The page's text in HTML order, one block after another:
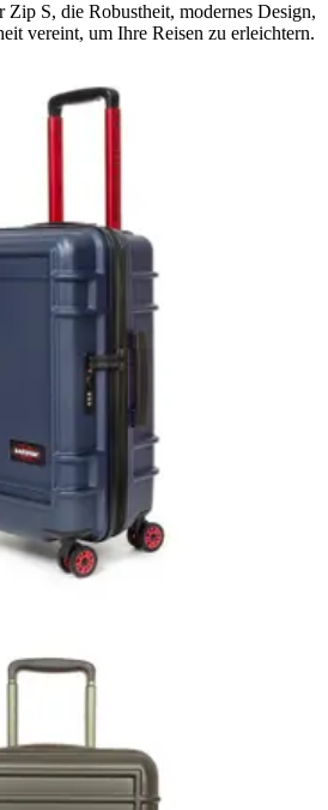
Zip S, die Robustheit, modernes Design,
vereint, um Ihre Reisen zu erleichtern.